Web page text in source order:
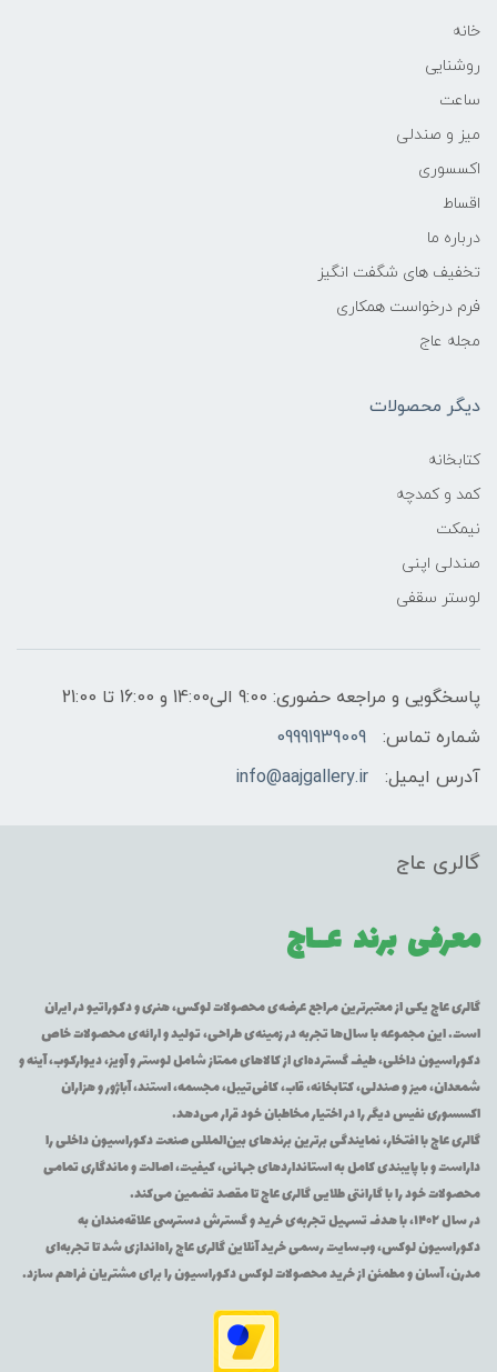
خانه
روشنایی
ساعت
میز و صندلی
اکسسوری
اقساط
درباره ما
تخفیف های شگفت انگیز
فرم درخواست همکاری
مجله عاج
دیگر محصولات
کتابخانه
کمد و کمدچه
نیمکت
صندلی اپنی
لوستر سقفی
پاسخگویی و مراجعه حضوری: 9:00 الی14:00 و 16:00 تا 21:00
شماره تماس:
09991939009
آدرس ایمیل:
info@aajgallery.ir
گالری عاج
معرفی برند عــاج
گالری عاج یکی از معتبرترین مراجع عرضه‌ی محصولات لوکس، هنری و دکوراتیو در ایران
است. این مجموعه با سال‌ها تجربه در زمینه‌ی طراحی، تولید و ارائه‌ی محصولات خاص
دکوراسیون داخلی، طیف گسترده‌ای از کالاهای ممتاز شامل لوستر و آویز، دیوارکوب، آینه و
شمعدان، میز و صندلی، کتابخانه، قاب، کافی‌تیبل، مجسمه، استند، آباژور و هزاران
اکسسوری نفیس دیگر را در اختیار مخاطبان خود قرار می‌دهد.
گالری عاج با افتخار، نمایندگی برترین برندهای بین‌المللی صنعت دکوراسیون داخلی را
داراست و با پایبندی کامل به استانداردهای جهانی، کیفیت، اصالت و ماندگاری تمامی
محصولات خود را با گارانتی طلایی گالری عاج تا مقصد تضمین می‌کند.
در سال ۱۴۰۲، با هدف تسهیل تجربه‌ی خرید و گسترش دسترسی علاقه‌مندان به
دکوراسیون لوکس، وب‌سایت رسمی خرید آنلاین گالری عاج راه‌اندازی شد تا تجربه‌ای
مدرن، آسان و مطمئن از خرید محصولات لوکس دکوراسیون را برای مشتریان فراهم سازد.